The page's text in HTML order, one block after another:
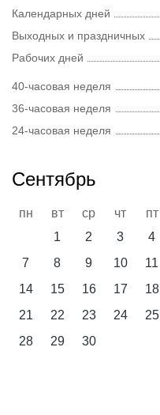
Календарных дней
Выходных и праздничных
Рабочих дней
40-часовая неделя
36-часовая неделя
24-часовая неделя
Сентябрь
пн вт ср чт пт
1
2 3 4
7
8 9 10 11
14
15 16 17 18
21
22 23 24 25
28
29 30